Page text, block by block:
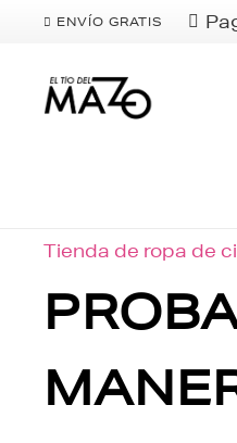
ENVÍO GRATIS
Tienda de ropa de